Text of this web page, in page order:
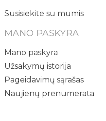
Susisiekite su mumis
MANO PASKYRA
Mano paskyra
Užsakymų istorija
Pageidavimų sąrašas
Naujienų prenumerata